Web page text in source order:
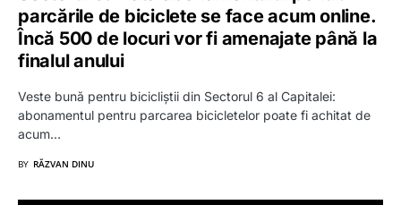
parcările de biciclete se face acum online.
Încă 500 de locuri vor fi amenajate până la
finalul anului
Veste bună pentru bicicliștii din Sectorul 6 al Capitalei:
abonamentul pentru parcarea bicicletelor poate fi achitat de
acum…
BY RĂZVAN DINU